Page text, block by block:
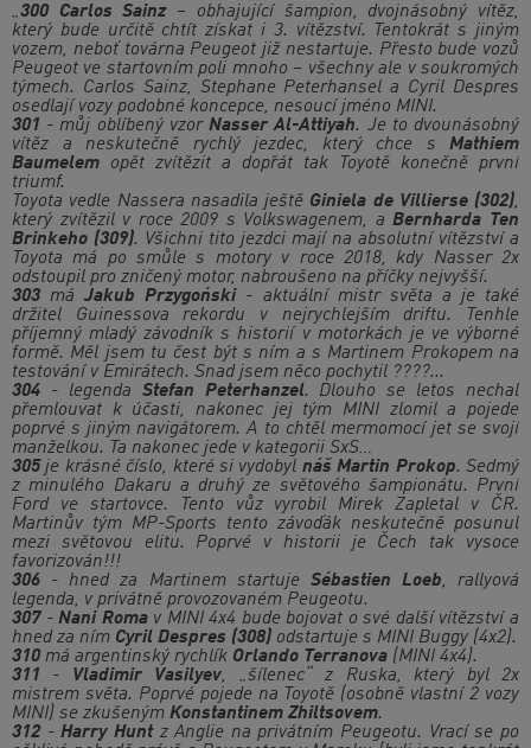
„300 Carlos Sainz– obhajující šampion, dvojnásobný vítěz,
který bude určitě chtít získat i 3. vítězství. Tentokrát s jiným
vozem, neboť továrna Peugeot již nestartuje. Přesto bude vozů
Peugeot ve startovním poli mnoho – všechny ale v soukromých
týmech. Carlos Sainz, Stephane Peterhansel a Cyril Despres
osedlají vozy podobné koncepce, nesoucí jméno MINI.
301 - můj oblíbený vzorNasser Al-Attiyah. Je to dvounásobný
vítěz a neskutečně rychlý jezdec, který chce s Mathiem
Baumelem opět zvítězit a dopřát tak Toyotě konečně první
triumf.
Toyota vedle Nassera nasadila ještě Giniela de Villierse (302),
který zvítězil v roce 2009 s Volkswagenem, aBernharda Ten
Brinkeho (309). Všichni tito jezdci mají na absolutní vítězství a
Toyota má po smůle s motory v roce 2018, kdy Nasser 2x
odstoupil pro zničený motor, nabroušeno na příčky nejvyšší.
303 máJakub Przygoński- aktuální mistr světa a je také
držitel Guinessova rekordu v nejrychlejším driftu. Tenhle
příjemný mladý závodník s historií v motorkách je ve výborné
formě. Měl jsem tu čest být s ním a s Martinem Prokopem na
testování v Emirátech. Snad jsem něco pochytil ????...
304 - legenda Stefan Peterhanzel. Dlouho se letos nechal
přemlouvat k účasti, nakonec jej tým MINI zlomil a pojede
poprvé s jiným navigátorem. A to chtěl mermomocí jet se svojí
manželkou. Ta nakonec jede v kategorii SxS…
305je krásné číslo, které si vydobyl náš Martin Prokop. Sedmý
z minulého Dakaru a druhý ze světového šampionátu. První
Ford ve startovce. Tento vůz vyrobil Mirek Zapletal v ČR.
Martinův tým MP-Sports tento závoďák neskutečně posunul
mezi světovou elitu. Poprvé v historii je Čech tak vysoce
favorizován!!!
306 - hned za Martinem startuje Sébastien Loeb, rallyová
legenda, v privátně provozovaném Peugeotu.
307-Nani Romav MINI 4x4 bude bojovat o své další vítězství a
hned za ním Cyril Despres (308) odstartuje s MINI Buggy (4x2).
310 má argentinský rychlík Orlando Terranova (MINI 4x4).
311 - Vladimir Vasilyev, „šílenec“ z Ruska, který byl 2x
mistrem světa. Poprvé pojede na Toyotě (osobně vlastní 2 vozy
MINI) se zkušeným Konstantinem Zhiltsovem.
312-Harry Huntz Anglie na privátním Peugeotu. Vrací se po